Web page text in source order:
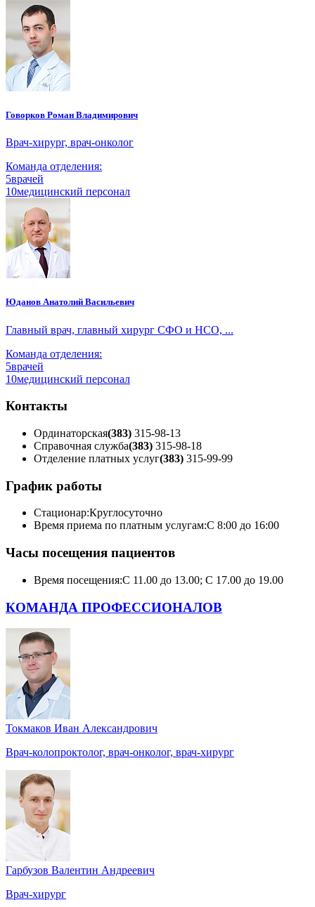
Говорков Роман Владимирович
Врач-хирург, врач-онколог
Команда отделения:
5врачей
10медицинский персонал
Юданов Анатолий Васильевич
Главный врач, главный хирург СФО и НСО, ...
Команда отделения:
5врачей
10медицинский персонал
Контакты
Ординаторская(383) 315-98-13
Справочная служба(383) 315-98-18
Отделение платных услуг(383) 315-99-99
График работы
Стационар:Круглосуточно
Время приема по платным услугам:С 8:00 до 16:00
Часы посещения пациентов
Время посещения:С 11.00 до 13.00; С 17.00 до 19.00
КОМАНДА ПРОФЕССИОНАЛОВ
Токмаков Иван Александрович
Врач-колопроктолог, врач-онколог, врач-хирург
Гарбузов Валентин Андреевич
Врач-хирург